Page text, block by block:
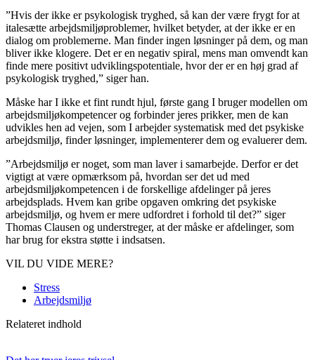
”Hvis der ikke er psykologisk tryghed, så kan der være frygt for at
italesætte arbejdsmiljøproblemer, hvilket betyder, at der ikke er en
dialog om problemerne. Man finder ingen løsninger på dem, og man
bliver ikke klogere. Det er en negativ spiral, mens man omvendt kan
finde mere positivt udviklingspotentiale, hvor der er en høj grad af
psykologisk tryghed,” siger han.
Måske har I ikke et fint rundt hjul, første gang I bruger modellen om
arbejdsmiljøkompetencer og forbinder jeres prikker, men de kan
udvikles hen ad vejen, som I arbejder systematisk med det psykiske
arbejdsmiljø, finder løsninger, implementerer dem og evaluerer dem.
”Arbejdsmiljø er noget, som man laver i samarbejde. Derfor er det
vigtigt at være opmærksom på, hvordan ser det ud med
arbejdsmiljøkompetencen i de forskellige afdelinger på jeres
arbejdsplads. Hvem kan gribe opgaven omkring det psykiske
arbejdsmiljø, og hvem er mere udfordret i forhold til det?” siger
Thomas Clausen og understreger, at der måske er afdelinger, som
har brug for ekstra støtte i indsatsen.
VIL DU VIDE MERE?
Stress
Arbejdsmiljø
Relateret indhold